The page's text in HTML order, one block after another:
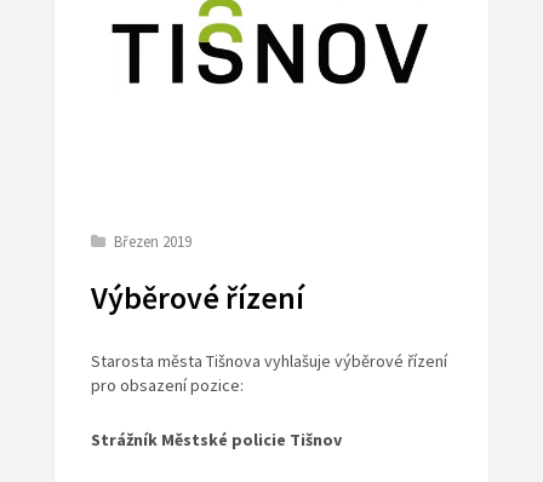
Březen 2019
Výběrové řízení
Starosta města Tišnova vyhlašuje výběrové řízení
pro obsazení pozice:
Strážník Městské policie Tišnov